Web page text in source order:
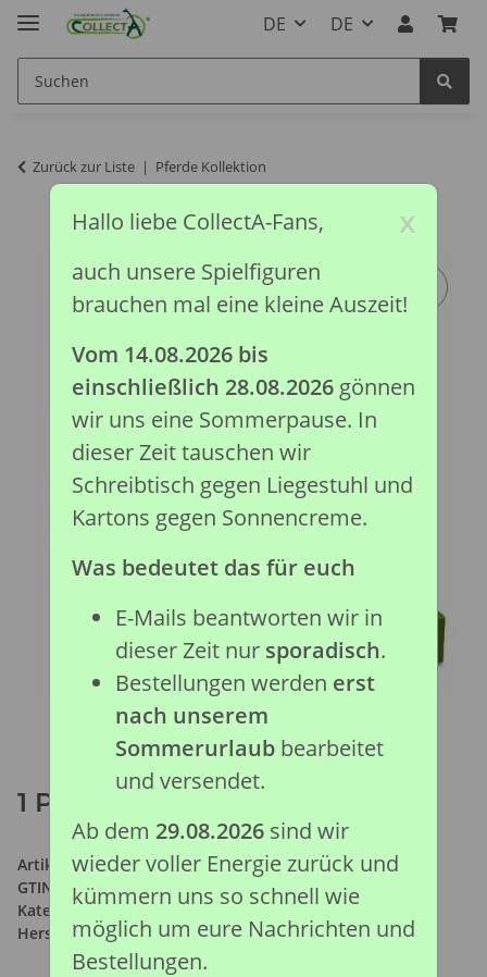
DE DE
Zurück zur Liste Pferde Kollektion
1 PFERD SET PLATFORM
Artikelnummer:89370
GTIN:
4892900893709
Kategorie:Pferde Kollektion
Hersteller: Collecta Global Limited
x
Hallo liebe CollectA-Fans,
auch unsere Spielfiguren
brauchen mal eine kleine Auszeit!
Vom 14.08.2026 bis
einschließlich 28.08.2026gönnen
wir uns eine Sommerpause. In
dieser Zeit tauschen wir
Schreibtisch gegen Liegestuhl und
Kartons gegen Sonnencreme.
Was bedeutet das für euch
E-Mails beantworten wir in
dieser Zeit nur sporadisch.
Bestellungen werden erst
nach unserem
Sommerurlaubbearbeitet
und versendet.
Ab dem 29.08.2026sind wir
wieder voller Energie zurück und
kümmern uns so schnell wie
möglich um eure Nachrichten und
Bestellungen.